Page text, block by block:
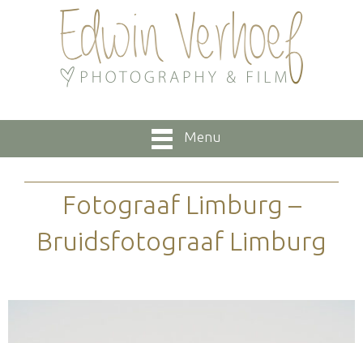
Menu
Fotograaf Limburg –
Bruidsfotograaf Limburg